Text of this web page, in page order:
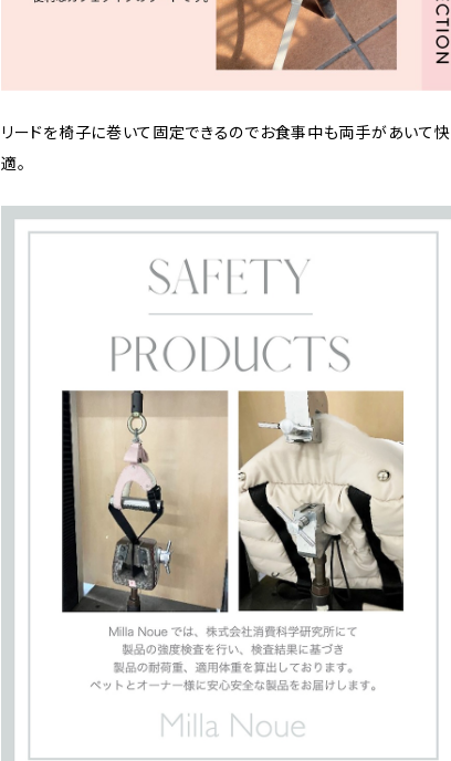
リードを椅子に巻いて固定できるのでお食事中も両手があいて快
適。